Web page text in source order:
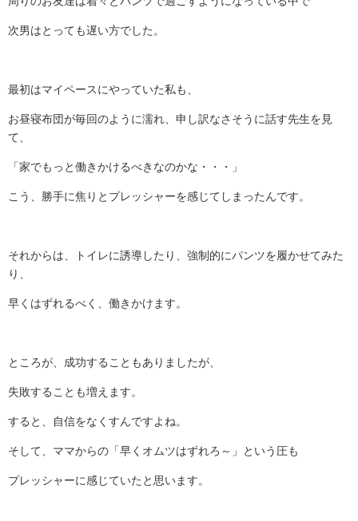
次男はとっても遅い方でした。
最初はマイペースにやっていた私も、
お昼寝布団が毎回のように濡れ、申し訳なさそうに話す先生を見
て、
「家でもっと働きかけるべきなのかな・・・」
こう、勝手に焦りとプレッシャーを感じてしまったんです。
それからは、トイレに誘導したり、強制的にパンツを履かせてみた
り、
早くはずれるべく、働きかけます。
ところが、成功することもありましたが、
失敗することも増えます。
すると、自信をなくすんですよね。
そして、ママからの「早くオムツはずれろ～」という圧も
プレッシャーに感じていたと思います。